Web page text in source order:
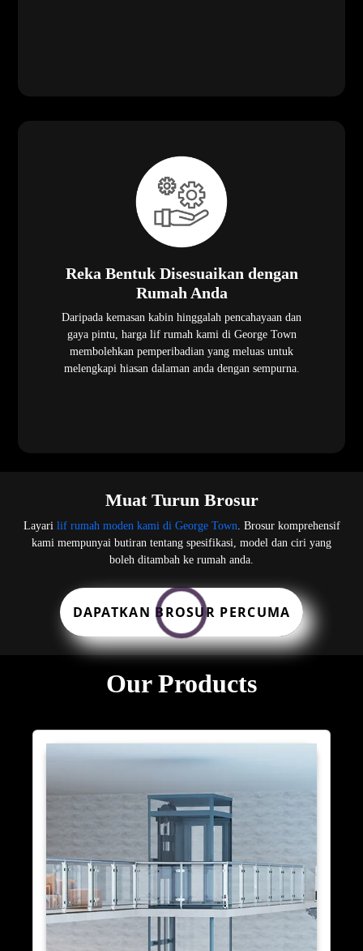
Reka Bentuk Disesuaikan dengan
Rumah Anda
Daripada kemasan kabin hinggalah pencahayaan dan
gaya pintu, harga lif rumah kami di George Town
membolehkan pemperibadian yang meluas untuk
melengkapi hiasan dalaman anda dengan sempurna.
Muat Turun Brosur
Layari lif rumah moden kami di George Town. Brosur komprehensif
kami mempunyai butiran tentang spesifikasi, model dan ciri yang
boleh ditambah ke rumah anda.
DAPATKAN BROSUR PERCUMA
Our Products